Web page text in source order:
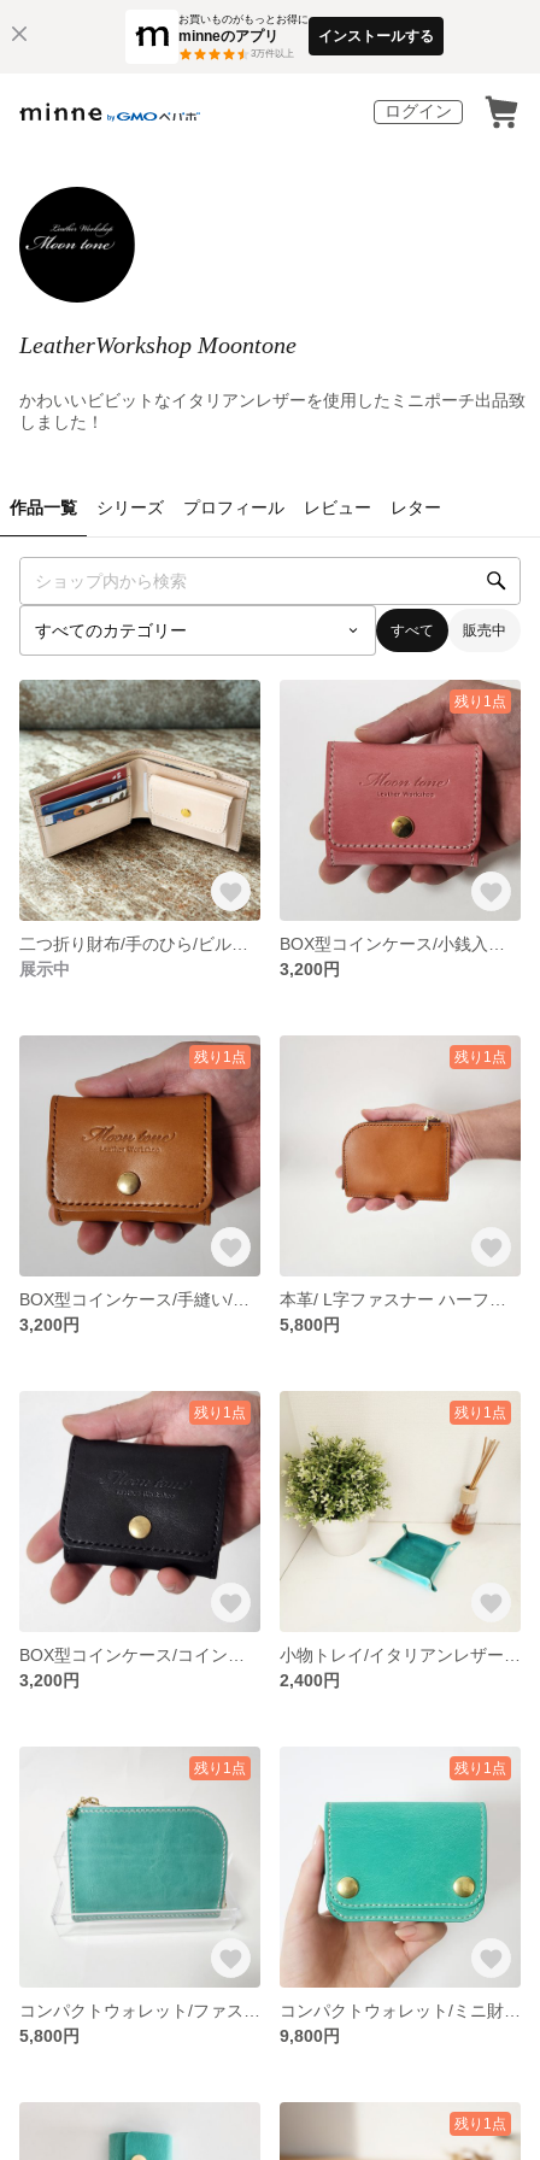
お買いものがもっとお得に
minneのアプリ
3万件以上
インストールする
ログイン
LeatherWorkshop Moontone
かわいいビビットなイタリアンレザーを使用したミニポーチ出品致
しました！
作品一覧 シリーズ プロフィール レビュー レター
すべて 販売中
展示中
残り1点
3,200円
残り1点
3,200円
残り1点
5,800円
残り1点
3,200円
残り1点
2,400円
残り1点
5,800円
残り1点
9,800円
残り1点